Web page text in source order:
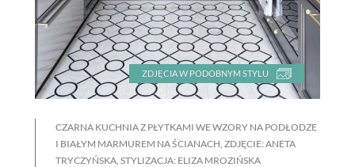
ZDJĘCIA W PODOBNYM STYLU
CZARNA KUCHNIA Z PŁYTKAMI WE WZORY NA PODŁODZE
I BIAŁYM MARMUREM NA ŚCIANACH, ZDJĘCIE: ANETA
TRYCZYŃSKA, STYLIZACJA: ELIZA MROZIŃSKA